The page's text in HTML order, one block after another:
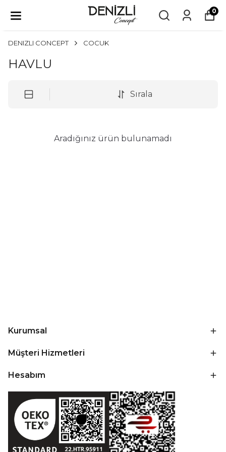
0
DENIZLI CONCEPT COCUK
HAVLU
Sırala
Aradığınız ürün bulunamadı
Kurumsal
Müşteri Hizmetleri
Hesabım